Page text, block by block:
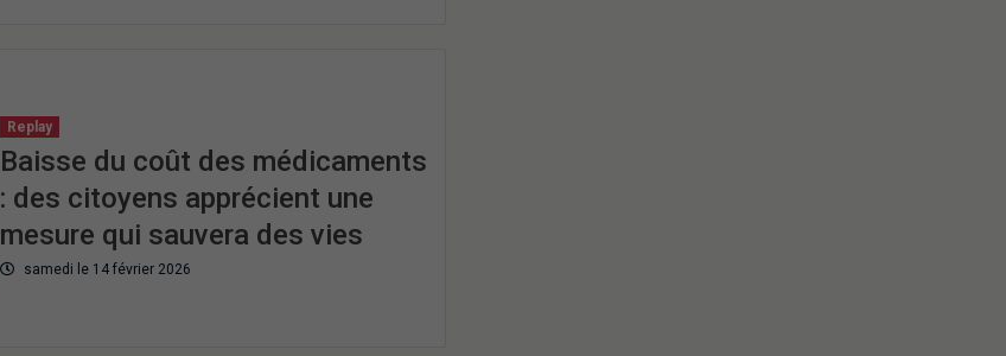
Replay
Baisse du coût des médicaments
: des citoyens apprécient une
mesure qui sauvera des vies
samedi le 14 février 2026